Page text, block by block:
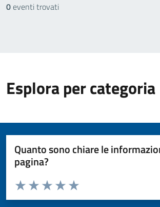
0eventi trovati
Esplora per categoria
Quanto sono chiare le
pagina?
Valuta da 1 a 5 stelle la pagina
Valuta 5 stelle su 5
Valuta 4 stelle su 5
Valuta 3 stelle su 5
Valuta 2 stelle su 5
Valuta 1 stelle su 5